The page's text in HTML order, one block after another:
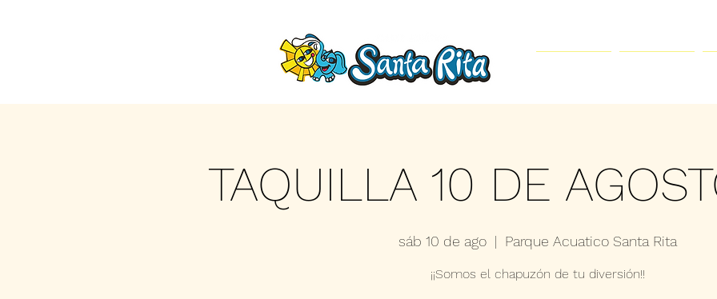
TAQUILLA 10 DE
sáb 10 de ago
  |
Parque Acuatico Santa Rita
¡¡Somos el chapuzón de tu diversión!!